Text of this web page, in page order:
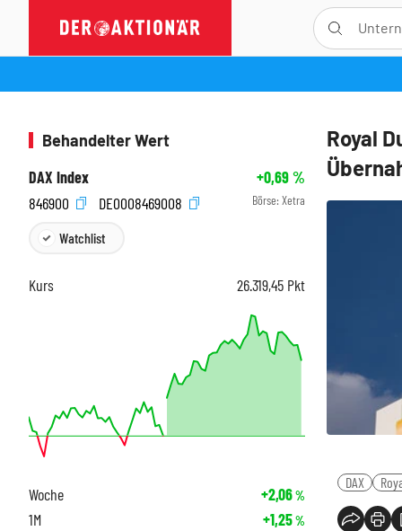
Royal
DAX
Behandelter Wert
DAX Index
+0,69%
846900
DE0008469008 Börse: Xetra
Watchlist
Kurs 26.319,45 Pkt
Woche +2,06%
1M +1,25%